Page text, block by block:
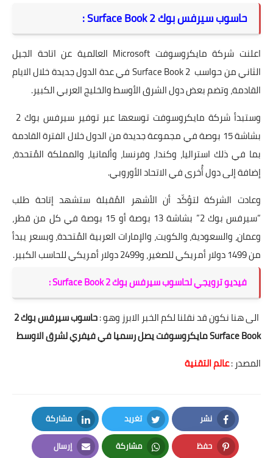
حاسوب سيرفس بوك 2 Surface Book :
اعلنت شركة مايكروسوفت Microsoft العالمية عن اتاحة الجيل
الثاني من حواسب Surface Book 2 في عدة الدول جديدة خلال الايام
القادمة، وتضم بعض دول الشرق الأوسط والخليج العربي الكبير.
بشاشة 15 بوصة في مجموعة جديدة من الدول خلال الفترة القادمة
بما في ذلك استراليا، وكندا، وفرنسا، وألمانيا، والمملكة المُتحدة،
إضافة إلى دول أُخرى في الاتحاد الأوروبي.
وعادت الشركة لتؤكّد أن الأشهر المُقبلة ستشهد إتاحة طلب
“سيرفس بوك 2” بشاشة 13 بوصة أو 15 بوصة في كل من قطر،
وعمان، والسعودية، والكويت، والإمارات العربية المُتحدة، وبسعر يبدأ
من 1499 دولار أمريكي للصغير، و2499 دولار أمريكي للحاسب الكبير.
فيديو ترويجي لحاسوب سيرفس بوك 2 Surface Book :
الى هنا نكون قد نقلنا لكم الخبر الابرز وهو :
حاسوب سيرفس بوك 2
Surface Book مايكروسوفت يصل رسميا في فيفري لشرق الاوسط
المصدر :عالم التقنية
نشر
Facebook
تغريد
Twitter
مشاركة
LinkedIn
حفظ مشاركة إرسال